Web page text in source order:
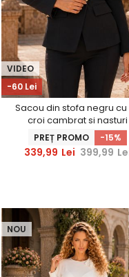
-60 Lei
VIDEO
Sacou din stofa negru cu
croi cambrat si nasturi
decorativi aurii-
PREȚ PROMO -15%
339,99 Lei 399,99
NOU